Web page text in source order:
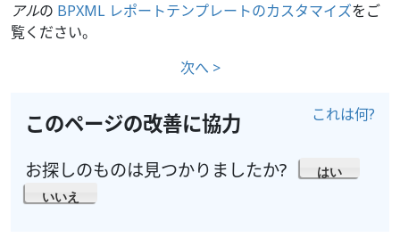
アルの BPXML レポートテンプレートのカスタマイズをご
覧ください。
次へ >
このページの改善に協力 これは何?
お探しのものは見つかりましたか?
はい
いいえ